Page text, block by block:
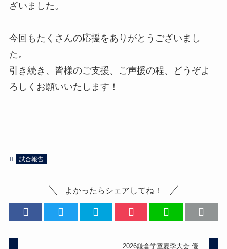
ざいました。
今回もたくさんの応援をありがとうございまし
た。
引き続き、皆様のご支援、ご声援の程、どうぞよ
試合報告
よかったらシェアしてね！
2026鎌倉学童夏季大会 優